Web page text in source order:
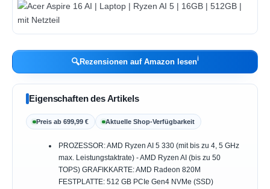
🔍Rezensionen auf Amazon lesenℹ︎
Eigenschaften des Artikels
Preis ab 699,99 € Aktuelle Shop-Verfügbarkeit
PROZESSOR: AMD Ryzen AI 5 330 (mit bis zu 4, 5 GHz
max. Leistungstaktrate) - AMD Ryzen AI (bis zu 50
TOPS) GRAFIKKARTE: AMD Radeon 820M
FESTPLATTE: 512 GB PCIe Gen4 NVMe (SSD)